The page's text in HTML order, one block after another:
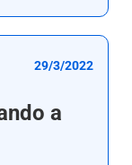
29/3/2022
a